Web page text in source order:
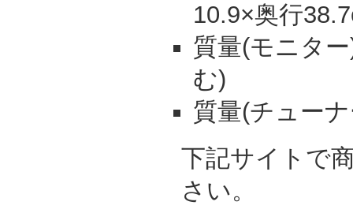
10.9×奥行
質量(モニタ
む)
質量(チュー
下記サイトで
さい。